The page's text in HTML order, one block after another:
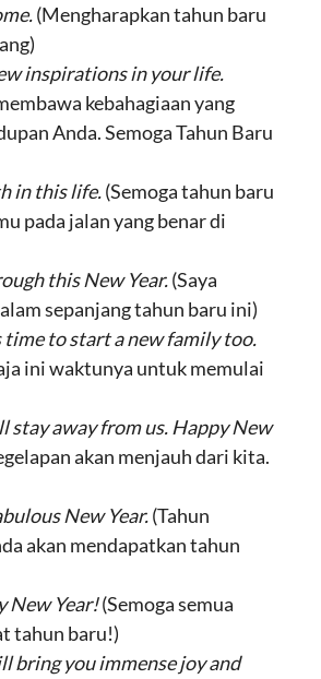
(Mengharapkan tahun baru
inspirations in your life.
kebahagiaan yang
Anda. Semoga Tahun Baru
in this life.(Semoga tahun baru
pada jalan yang benar di
this New Year.(Saya
sepanjang tahun baru ini)
time to start a new family too.
ini waktunya untuk memulai
stay away from us. Happy New
akan menjauh dari kita.
New Year.(Tahun
akan mendapatkan tahun
New Year!(Semoga semua
tahun baru!)
bring you immense joy and